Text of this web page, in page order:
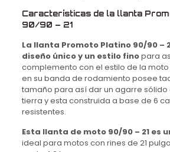
Características de la llanta
90/90 – 21
La llanta Promoto Platino 90/90 –
diseño único y un estilo finopara
complemento con el estilo de la
en su banda de rodamiento posee
tamaño para así dar un agarre sólido
tierra y esta construida a base de 6
resistentes.
Esta llanta de moto 90/90 – 21 es
ideal para motos con rines de 21